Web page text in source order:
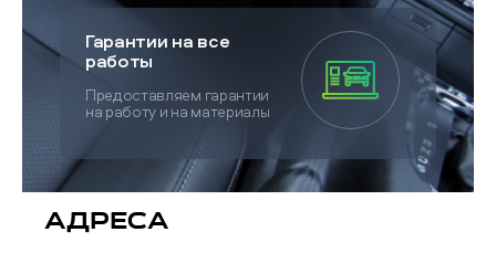
Гарантии на все
работы
Предоставляем гарантии
на работу и на материалы
Адреса